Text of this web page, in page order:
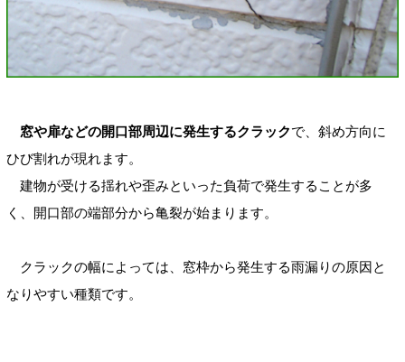
窓や扉などの開口部周辺に発生するクラックで、斜め方向に
ひび割れが現れます。
建物が受ける揺れや歪みといった負荷で発生することが多
く、開口部の端部分から亀裂が始まります。
クラックの幅によっては、窓枠から発生する雨漏りの原因と
なりやすい種類です。